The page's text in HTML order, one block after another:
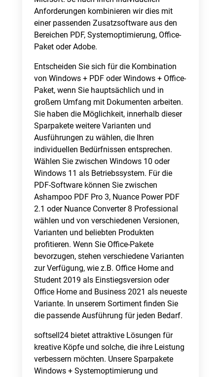
Anforderungen kombinieren wir dies mit
einer passenden Zusatzsoftware aus den
Bereichen PDF, Systemoptimierung, Office-
Paket oder Adobe.
Entscheiden Sie sich für die Kombination
von Windows + PDF oder Windows + Office-
Paket, wenn Sie hauptsächlich und in
großem Umfang mit Dokumenten arbeiten.
Sie haben die Möglichkeit, innerhalb dieser
Sparpakete weitere Varianten und
Ausführungen zu wählen, die Ihren
individuellen Bedürfnissen entsprechen.
Wählen Sie zwischen Windows 10 oder
Windows 11 als Betriebssystem. Für die
PDF-Software können Sie zwischen
Ashampoo PDF Pro 3, Nuance Power PDF
2.1 oder Nuance Converter 8 Professional
wählen und von verschiedenen Versionen,
Varianten und beliebten Produkten
profitieren. Wenn Sie Office-Pakete
bevorzugen, stehen verschiedene Varianten
zur Verfügung, wie z.B. Office Home and
Student 2019 als Einstiegsversion oder
Office Home and Business 2021 als neueste
Variante. In unserem Sortiment finden Sie
die passende Ausführung für jeden Bedarf.
softsell24 bietet attraktive Lösungen für
kreative Köpfe und solche, die ihre Leistung
verbessern möchten. Unsere Sparpakete
Windows + Systemoptimierung und